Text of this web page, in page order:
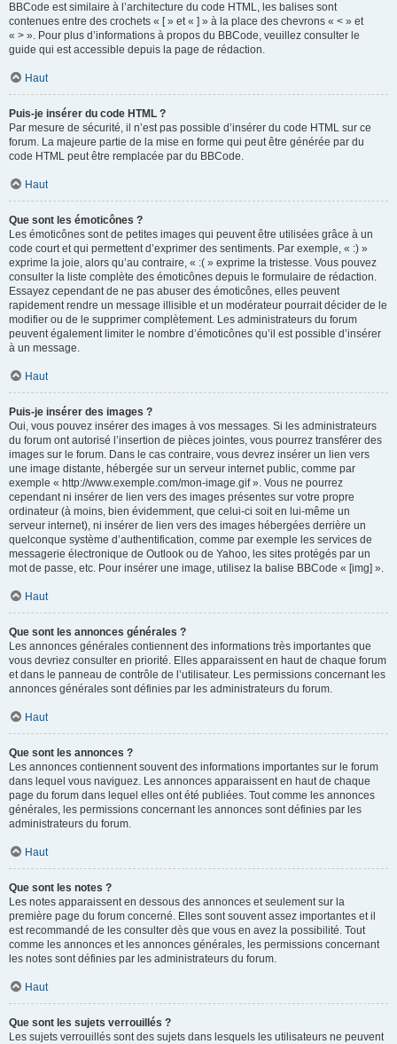
BBCode est similaire à l’architecture du code HTML, les balises sont
contenues entre des crochets « [ » et « ] » à la place des chevrons « < » et
« > ». Pour plus d’informations à propos du BBCode, veuillez consulter le
guide qui est accessible depuis la page de rédaction.
Haut
Puis-je insérer du code HTML ?
Par mesure de sécurité, il n’est pas possible d’insérer du code HTML sur ce
forum. La majeure partie de la mise en forme qui peut être générée par du
code HTML peut être remplacée par du BBCode.
Haut
Que sont les émoticônes ?
Les émoticônes sont de petites images qui peuvent être utilisées grâce à un
code court et qui permettent d’exprimer des sentiments. Par exemple, « :) »
exprime la joie, alors qu’au contraire, « :( » exprime la tristesse. Vous pouvez
consulter la liste complète des émoticônes depuis le formulaire de rédaction.
Essayez cependant de ne pas abuser des émoticônes, elles peuvent
rapidement rendre un message illisible et un modérateur pourrait décider de le
modifier ou de le supprimer complètement. Les administrateurs du forum
peuvent également limiter le nombre d’émoticônes qu’il est possible d’insérer
à un message.
Haut
Puis-je insérer des images ?
Oui, vous pouvez insérer des images à vos messages. Si les administrateurs
du forum ont autorisé l’insertion de pièces jointes, vous pourrez transférer des
images sur le forum. Dans le cas contraire, vous devrez insérer un lien vers
une image distante, hébergée sur un serveur internet public, comme par
exemple « http://www.exemple.com/mon-image.gif ». Vous ne pourrez
cependant ni insérer de lien vers des images présentes sur votre propre
ordinateur (à moins, bien évidemment, que celui-ci soit en lui-même un
serveur internet), ni insérer de lien vers des images hébergées derrière un
quelconque système d’authentification, comme par exemple les services de
messagerie électronique de Outlook ou de Yahoo, les sites protégés par un
mot de passe, etc. Pour insérer une image, utilisez la balise BBCode « [img] ».
Haut
Que sont les annonces générales ?
Les annonces générales contiennent des informations très importantes que
vous devriez consulter en priorité. Elles apparaissent en haut de chaque forum
et dans le panneau de contrôle de l’utilisateur. Les permissions concernant les
annonces générales sont définies par les administrateurs du forum.
Haut
Que sont les annonces ?
Les annonces contiennent souvent des informations importantes sur le forum
dans lequel vous naviguez. Les annonces apparaissent en haut de chaque
page du forum dans lequel elles ont été publiées. Tout comme les annonces
générales, les permissions concernant les annonces sont définies par les
administrateurs du forum.
Haut
Que sont les notes ?
Les notes apparaissent en dessous des annonces et seulement sur la
première page du forum concerné. Elles sont souvent assez importantes et il
est recommandé de les consulter dès que vous en avez la possibilité. Tout
comme les annonces et les annonces générales, les permissions concernant
les notes sont définies par les administrateurs du forum.
Haut
Que sont les sujets verrouillés ?
Les sujets verrouillés sont des sujets dans lesquels les utilisateurs ne peuvent